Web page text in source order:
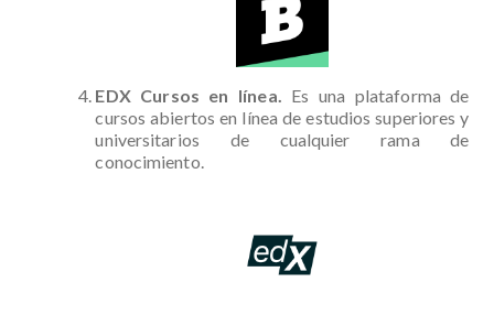
EDX Cursos en línea.
Es una plataforma de
cursos abiertos en línea de estudios superiores y
universitarios de cualquier rama de
conocimiento.